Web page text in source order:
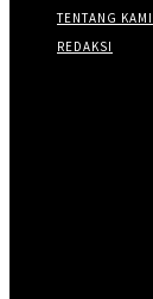
TENTANG KAMI
REDAKSI